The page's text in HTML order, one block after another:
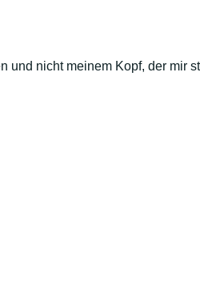
nicht meinem Kopf, der mir